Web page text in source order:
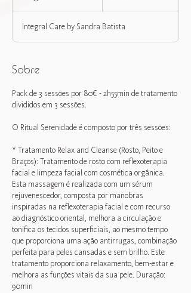
5
m
Integral Care by Sandra Batista
Sobre
Pack de 3 sessões por 80€ - 2h55min de tratamento
divididos em 3 sessões.
O Ritual Serenidade é composto por três sessões:
* Tratamento Relax and Cleanse (Rosto, Peito e
Braços): Tratamento de rosto com reflexoterapia
facial e limpeza facial com cosmética orgânica.
Esta massagem é realizada com um sérum
rejuvenescedor, composta por manobras
inspiradas na reflexoterapia facial e com recurso
ao diagnóstico oriental, melhora a circulação e
tonifica os tecidos superficiais, ao mesmo tempo
que proporciona uma ação antirrugas, combinação
perfeita para peles cansadas e sem brilho. Este
tratamento proporciona relaxamento, bem-estar e
melhora as funções vitais da sua pele. Duração:
90min